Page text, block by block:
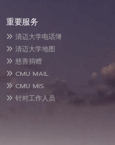
重要服务
清迈大学电话簿
清迈大学地图
慈善捐赠
CMU MAIL
CMU MIS
针对工作人员